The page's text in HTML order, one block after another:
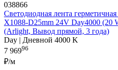
038866
Светодиодная лента
X1088-D25mm 24V Day4000 (20
(Arlight, Вывод прямой, 3 года)
Day | Дневной 4000 K
7 96996
₽/м